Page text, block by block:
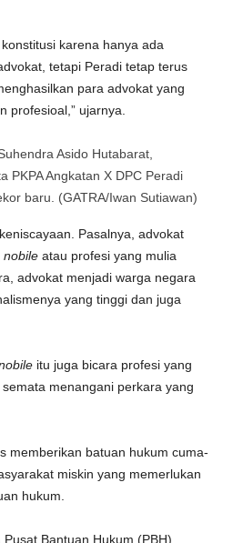
konstitusi karena hanya ada
tetapi Peradi tetap terus
para advokat yang
profesioal,” ujarnya.
Asido Hutabarat,
PKPA Angkatan X DPC Peradi
baru. (GATRA/Iwan Sutiawan)
Pasalnya, advokat
nobile atau profesi yang mulia
advokat menjadi warga negara
yang tinggi dan juga
itu juga bicara profesi yang
menangani perkara yang
memberikan batuan hukum cuma-
miskin yang memerlukan
hukum.
Bantuan Hukum (PBH)